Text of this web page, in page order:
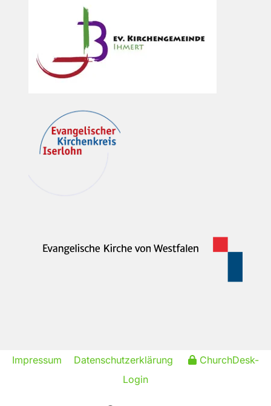
Impressum Datenschutzerklärung
ChurchDesk-
Login